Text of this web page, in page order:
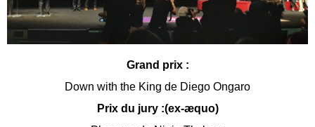
Grand prix :
Down with the King de Diego Ongaro
Prix du jury :(ex-æquo)